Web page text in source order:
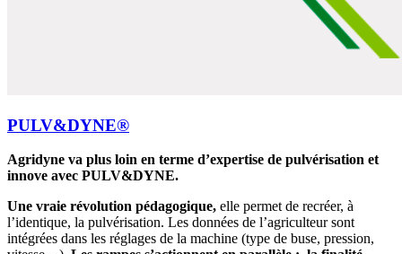
PULV&DYNE®
Agridyne va plus loin en terme d’expertise de pulvérisation et
innove avec PULV&DYNE.
Une vraie révolution pédagogique, elle permet de recréer, à
l’identique, la pulvérisation. Les données de l’agriculteur sont
intégrées dans les réglages de la machine (type de buse, pression,